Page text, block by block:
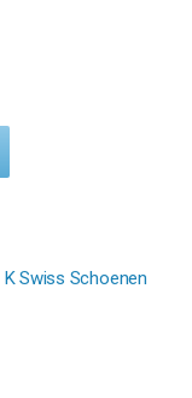
K Swiss Schoenen